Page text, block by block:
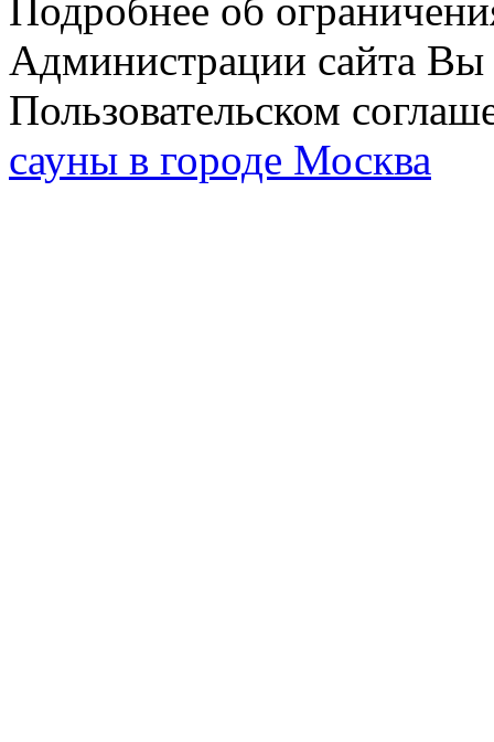
Подробнее об
Администрации сайта Вы
Пользовательском
сауны в городе Москва